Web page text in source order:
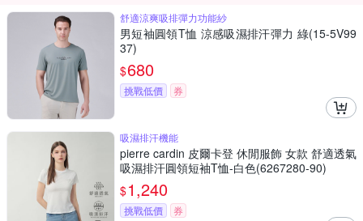
舒適涼爽吸排彈力功能紗
男短袖圓領T恤 涼感吸濕排汗彈力 綠(15-5V99
37)
$680
挑戰低價 券
吸濕排汗機能
pierre cardin 皮爾卡登 休閒服飾 女款 舒適透氣
吸濕排汗圓領短袖T恤-白色(6267280-90)
$1,240
挑戰低價 券